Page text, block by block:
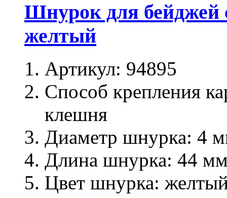
Шнурок для бейджей
желтый
Артикул: 94895
Способ крепления
клешня
Диаметр шнурка: 4
Длина шнурка: 44
Цвет шнурка: